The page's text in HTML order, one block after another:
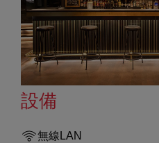
設備
無線LAN